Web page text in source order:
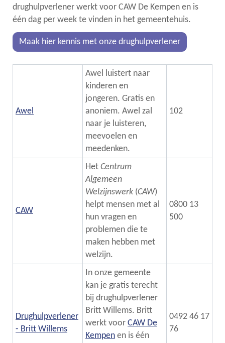
drughulpverlener werkt voor CAW De Kempen en is
één dag per week te vinden in het gemeentehuis.
Maak hier kennis met onze drughulpverlener
Awel
Awel luistert naar
kinderen en
jongeren. Gratis en
anoniem. Awel zal
naar je luisteren,
meevoelen en
meedenken.
102
CAW
Het Centrum
Algemeen
Welzijnswerk (CAW)
helpt mensen met al
hun vragen en
problemen die te
maken hebben met
welzijn.
0800 13
500
Drughulpverlener
- Britt Willems
In onze gemeente
kan je gratis terecht
bij drughulpverlener
Britt Willems. Britt
werkt voor CAW De
Kempen en is één
0492 46 17
76